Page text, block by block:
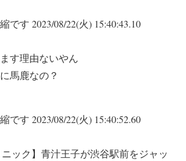
です 2023/08/22(火) 15:40:43.10
す理由ないやん
馬鹿なの？
です 2023/08/22(火) 15:40:52.60
ニック】青汁王子が渋谷駅前をジャッ